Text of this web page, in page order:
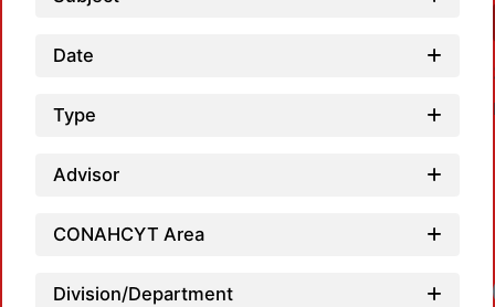
Date
Type
Advisor
CONAHCYT Area
Division/Department